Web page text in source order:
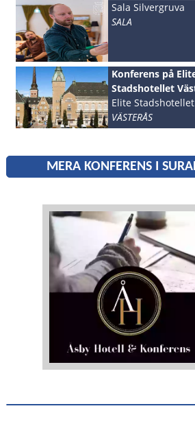
Sala Silvergruva
SALA
Konferens på
Stadshotellet
Elite
VÄSTERÅS
MERA KONFERENS I